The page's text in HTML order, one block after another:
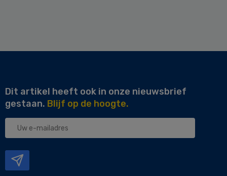
Dit artikel heeft ook in onze nieuwsbrief
gestaan. Blijf op de hoogte.
Uw